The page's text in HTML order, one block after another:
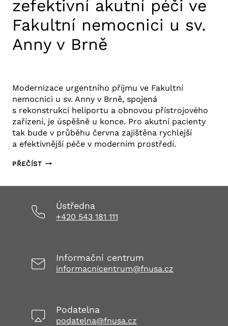
zefektivní akutní péči ve
Fakultní nemocnici u sv.
Anny v Brně
Modernizace urgentního příjmu ve Fakultní
nemocnici u sv. Anny v Brně, spojená
s rekonstrukcí heliportu a obnovou přístrojového
zařízení, je úspěšně u konce. Pro akutní pacienty
tak bude v průběhu června zajištěna rychlejší
a efektivnější péče v moderním prostředí.
PŘEČÍSTNOVÝ
PROVOZ
AKUTNÍ
PÉČI
U SV.
ANNY
Ústředna
+420 543 181 111
Informační centrum
informacnicentrum@fnusa.cz
Podatelna
podatelna@fnusa.cz